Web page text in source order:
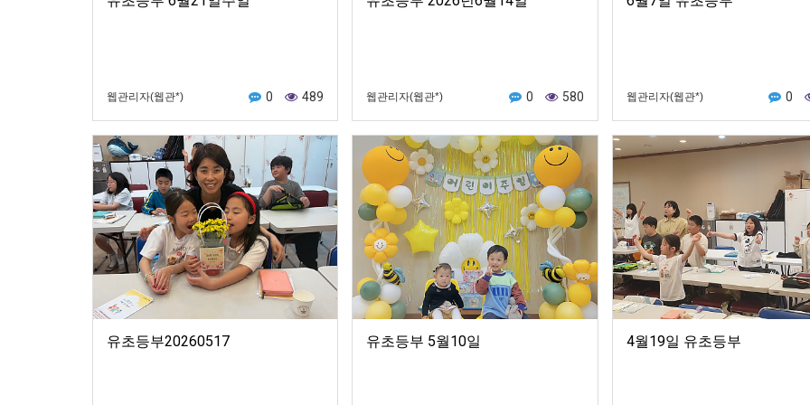
웹관리자(웹관*) 0 489 웹관리자(웹관*) 0 580 웹관리자(웹관*) 0
유초등부20260517 유초등부 5월10일 4월19일 유초등부